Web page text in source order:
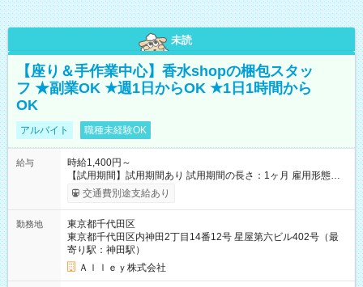
未読
【座り＆手作業中心】香水shopの梱包スタッ
フ ★副業OK ★週1日からOK ★1日1時間から
OK
アルバイト 職種未経験OK
給与
時給1,400円～
【試用期間】試用期間あり 試用期間の長さ：1ヶ月 雇用形態、
給与は本採用時と同じです。
交通費別途支給あり
勤務地
東京都千代田区
東京都千代田区内神田2丁目14番12号 星屋第六ビル402号（最
寄り駅：神田駅）
Ａｌｌｅｙ株式会社